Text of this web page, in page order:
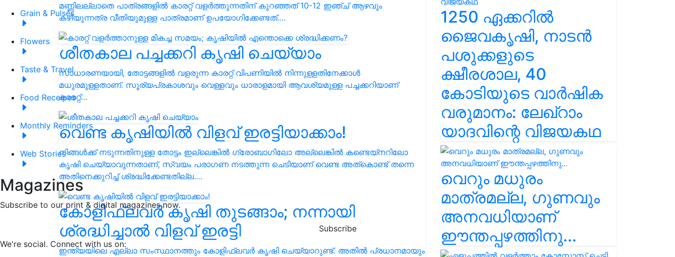
Grain & Pulses
Flowers
Taste & Travel
Food Receipes
Monthly Reminders
Web Stories
Magazines
Subscribe to our print & digital magazines now.
Subscribe
We're social. Connect with us on:
മണ്ണിലല്ലാതെ പാത്രങ്ങളിൽ കാരറ്റ് വളർത്തുന്നതിന് കുറഞ്ഞത് 10-12 ഇഞ്ച് ആഴവും
കഴിയുന്നത്ര വീതിയുമുള്ള പാത്രമാണ് ഉപയോഗിക്കേണ്ടത്.…
ശീതകാല പച്ചക്കറി കൃഷി ചെയ്യാം
സാധാരണയായി, തോട്ടങ്ങളിൽ വളരുന്ന കാരറ്റ് വിപണിയിൽ നിന്നുള്ളതിനേക്കാൾ
മധുരമുള്ളതാണ്. സൂര്യപ്രകാശവും വെള്ളവും ധാരാളമായി ആവശ്യമുള്ള പച്ചക്കറിയാണ്
കാരറ്റ്…
വെണ്ട കൃഷിയിൽ വിളവ് ഇരട്ടിയാക്കാം!
നിങ്ങൾക്ക് നടുന്നതിനുള്ള തോട്ടം ഇല്ലെങ്കിൽ ഗ്രോബാഗിലോ അല്ലെങ്കിൽ കണ്ടെയ്നറിലോ
കൃഷി ചെയ്യാവുന്നതാണ്, സ്വയം പരാഗണ നടത്തുന്ന ചെടിയാണ് വെണ്ട അത്കൊണ്ട് തന്നെ
അതിനെക്കുറിച്ച് ശ്രദ്ധിക്കേണ്ടതില്ല.…
കോളിഫ്ലവർ കൃഷി തുടങ്ങാം; നന്നായി
ശ്രദ്ധിച്ചാൽ വിളവ് ഇരട്ടി
ഇന്ത്യയിലെ എല്ലാ സംസ്ഥാനത്തും കോളിഫ്ലവർ കൃഷി ചെയ്യാറുണ്ട്. അതിൽ പ്രധാനമായും
1250 ഏക്കറിൽ
ജൈവകൃഷി, നാടൻ
പശുക്കളുടെ
ക്ഷീരശാല, 40
കോടിയുടെ വാർഷിക
വരുമാനം: ലേഖ്‌റാം
യാദവിന്റെ വിജയകഥ
വെറും മധുരം
മാത്രമല്ല, ഗുണവും
അനവധിയാണ്
ഈന്തപ്പഴത്തിനു...